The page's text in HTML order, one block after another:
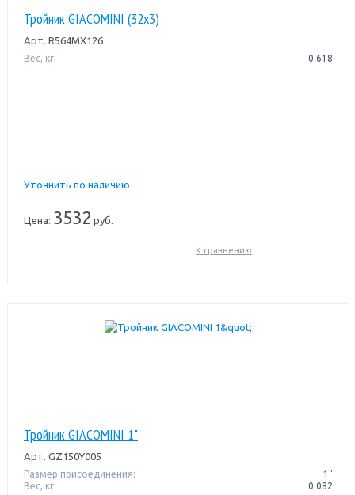
Тройник GIACOMINI (32x3)
Арт. R564MX126
Вес, кг: 0.618
Уточнить по наличию
Цена: 3532 руб.
К сравнению
Тройник GIACOMINI 1"
Арт. GZ150Y005
Размер присоединения:
1"
Вес, кг:
0.082